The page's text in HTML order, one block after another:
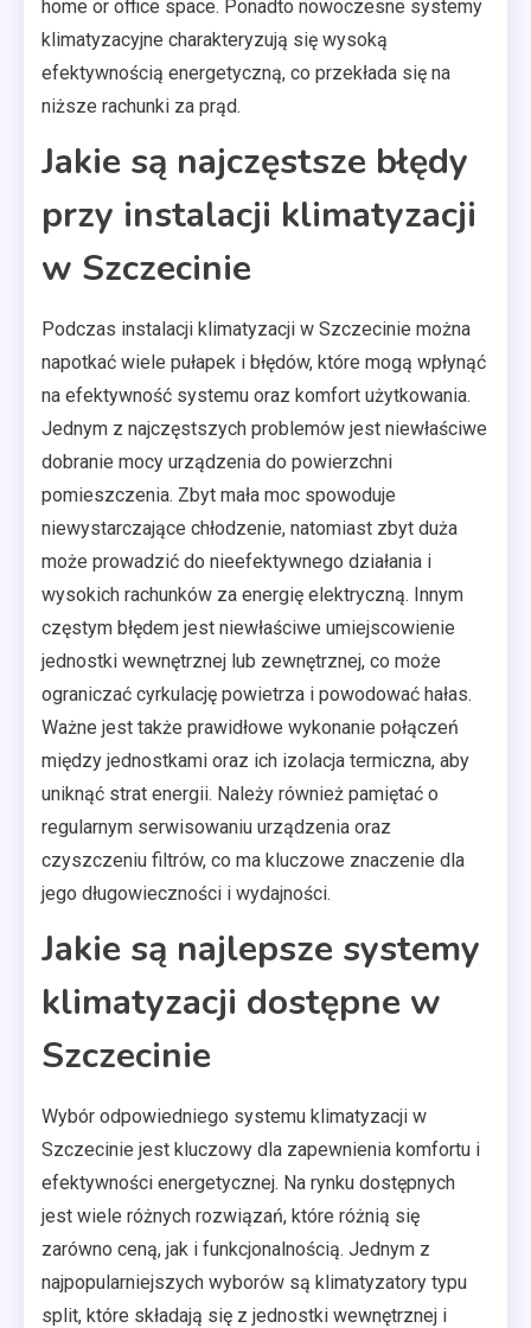
home or office space. Ponadto nowoczesne systemy
klimatyzacyjne charakteryzują się wysoką
efektywnością energetyczną, co przekłada się na
niższe rachunki za prąd.
Jakie są najczęstsze błędy
przy instalacji klimatyzacji
w Szczecinie
Podczas instalacji klimatyzacji w Szczecinie można
napotkać wiele pułapek i błędów, które mogą wpłynąć
na efektywność systemu oraz komfort użytkowania.
Jednym z najczęstszych problemów jest niewłaściwe
dobranie mocy urządzenia do powierzchni
pomieszczenia. Zbyt mała moc spowoduje
niewystarczające chłodzenie, natomiast zbyt duża
może prowadzić do nieefektywnego działania i
wysokich rachunków za energię elektryczną. Innym
częstym błędem jest niewłaściwe umiejscowienie
jednostki wewnętrznej lub zewnętrznej, co może
ograniczać cyrkulację powietrza i powodować hałas.
Ważne jest także prawidłowe wykonanie połączeń
między jednostkami oraz ich izolacja termiczna, aby
uniknąć strat energii. Należy również pamiętać o
regularnym serwisowaniu urządzenia oraz
czyszczeniu filtrów, co ma kluczowe znaczenie dla
jego długowieczności i wydajności.
Jakie są najlepsze systemy
klimatyzacji dostępne w
Szczecinie
Wybór odpowiedniego systemu klimatyzacji w
Szczecinie jest kluczowy dla zapewnienia komfortu i
efektywności energetycznej. Na rynku dostępnych
jest wiele różnych rozwiązań, które różnią się
zarówno ceną, jak i funkcjonalnością. Jednym z
najpopularniejszych wyborów są klimatyzatory typu
split, które składają się z jednostki wewnętrznej i